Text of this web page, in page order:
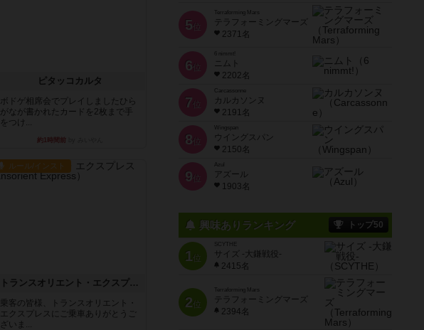
ピタッコカルタ
ボドゲ相席会でプレイしましたひら
がなが書かれたカードを2枚まで手
をつけ...
約1時間前
ルール/インスト
トランスオリエント・エクスプレス
乗客の皆様、トランスオリエント・
エクスプレスにご乗車ありがとうご
ざいま...
5 位
Terraforming Mars
テラフォーミングマーズ
2371名
6 位
ニムト
2202名
7 位
Carcassonne
カルカソンヌ
2191名
8 位
Wingspan
ウイングスパン
2150名
9 位
Azul
アズール
1903名
興味ありランキング トップ50
1位
SCYTHE
サイズ -大鎌戦役-
2415名
2位
Terraforming Mars
テラフォーミングマーズ
2394名